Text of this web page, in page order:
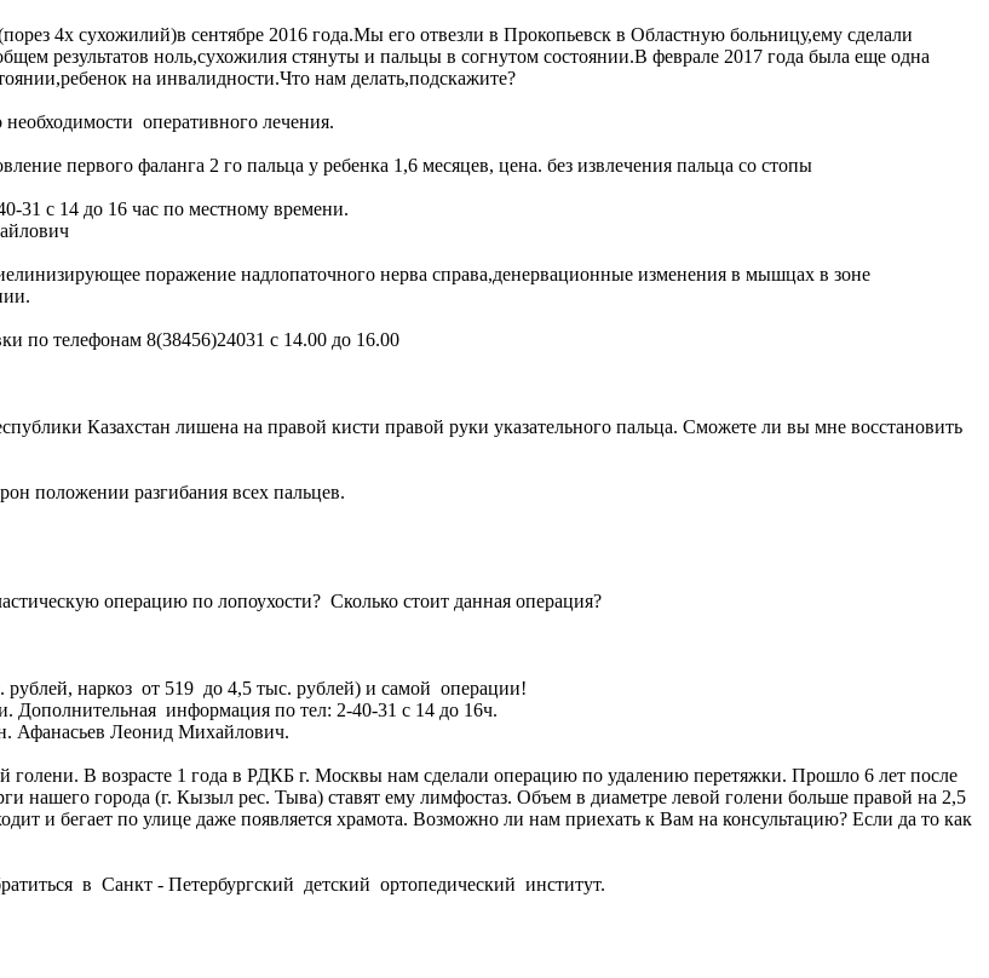
4х сухожилий)в сентябре 2016 года.Мы его отвезли в Прокопьевск в Областную больницу,ему сделали
результатов ноль,сухожилия стянуты и пальцы в согнутом состоянии.В феврале 2017 года была еще одна
на инвалидности.Что нам делать,подскажите?
оперативного лечения.
первого фаланга 2 го пальца у ребенка 1,6 месяцев, цена. без извлечения пальца со стопы
31 с 14 до 16 час по местному времени.
поражение надлопаточного нерва справа,денервационные изменения в мышцах в зоне
по телефонам 8(38456)24031 с 14.00 до 16.00
Казахстан лишена на правой кисти правой руки указательного пальца. Сможете ли вы мне восстановить
положении разгибания всех пальцев.
операцию по лопоухости? Сколько стоит данная операция?
наркоз от 519 до 4,5 тыс. рублей) и самой операции!
Дополнительная информация по тел: 2-40-31 с 14 до 16ч.
Афанасьев Леонид Михайлович.
В возрасте 1 года в РДКБ г. Москвы нам сделали операцию по удалению перетяжки. Прошло 6 лет после
нашего города (г. Кызыл рес. Тыва) ставят ему лимфостаз. Объем в диаметре левой голени больше правой на 2,5
и бегает по улице даже появляется храмота. Возможно ли нам приехать к Вам на консультацию? Если да то как
в Санкт - Петербургский детский ортопедический институт.